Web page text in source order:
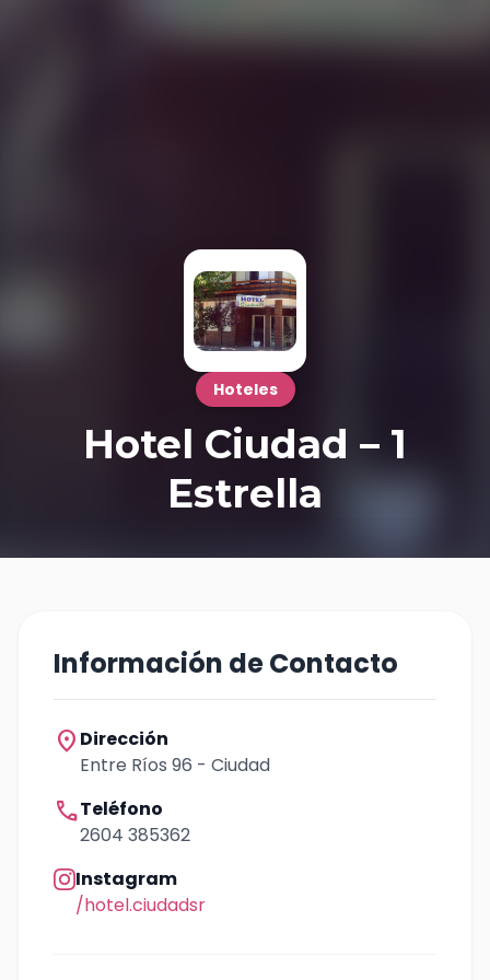
Hoteles
Hotel Ciudad – 1
Estrella
Información de Contacto
location_on Dirección
Entre Ríos 96 - Ciudad
callTeléfono
2604 385362
Instagram
/hotel.ciudadsr